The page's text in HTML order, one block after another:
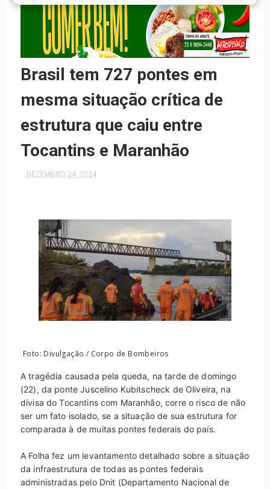
Brasil tem 727 pontes em
mesma situação crítica de
estrutura que caiu entre
Tocantins e Maranhão
DEZEMBRO 24, 2024
Foto: Divulgação / Corpo de Bombeiros
A tragédia causada pela queda, na tarde de domingo
(22), da ponte Juscelino Kubitscheck de Oliveira, na
divisa do Tocantins com Maranhão, corre o risco de não
ser um fato isolado, se a situação de sua estrutura for
comparada à de muitas pontes federais do país.
A Folha fez um levantamento detalhado sobre a situação
da infraestrutura de todas as pontes federais
administradas pelo Dnit (Departamento Nacional de